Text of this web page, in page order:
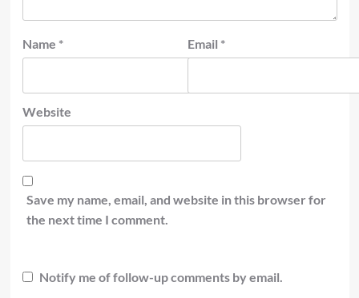
Name * Email *
Website
Save my name, email, and website in this browser for
the next time I comment.
Notify me of follow-up comments by email.